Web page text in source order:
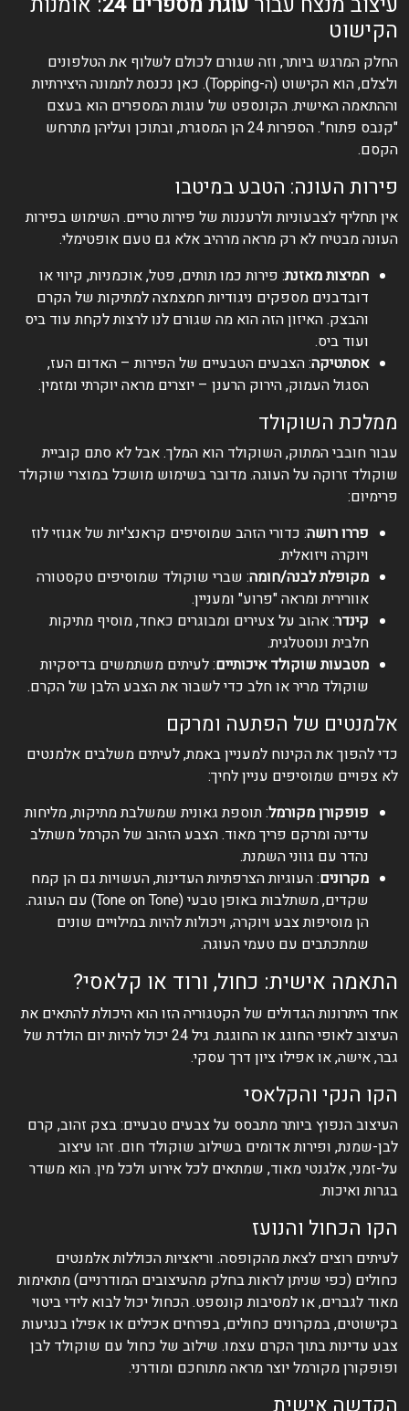
הקישוט
החלק המרגש ביותר, וזה שגורם לכולם לשלוף את הטלפונים
ולצלם, הוא הקישוט (ה-Topping). כאן נכנסת לתמונה היצירתיות
וההתאמה האישית. הקונספט של עוגות המספרים הוא בעצם
"קנבס פתוח". הספרות 24 הן המסגרת, ובתוכן ועליהן מתרחש
הקסם.
פירות העונה: הטבע במיטבו
אין תחליף לצבעוניות ולרעננות של פירות טריים. השימוש בפירות
העונה מבטיח לא רק מראה מרהיב אלא גם טעם אופטימלי.
חמיצות מאזנת: פירות כמו תותים, פטל, אוכמניות, קיווי או
דובדבנים מספקים ניגודיות חמצמצה למתיקות של הקרם
והבצק. האיזון הזה הוא מה שגורם לנו לרצות לקחת עוד ביס
ועוד ביס.
אסתטיקה: הצבעים הטבעיים של הפירות – האדום העז,
הסגול העמוק, הירוק הרענן – יוצרים מראה יוקרתי ומזמין.
ממלכת השוקולד
עבור חובבי המתוק, השוקולד הוא המלך. אבל לא סתם קוביית
שוקולד זרוקה על העוגה. מדובר בשימוש מושכל במוצרי שוקולד
פרימיום:
פררו רושה: כדורי הזהב שמוסיפים קראנצ'יות של אגוזי לוז
ויוקרה ויזואלית.
מקופלת לבנה/חומה: שברי שוקולד שמוסיפים טקסטורה
אוורירית ומראה "פרוע" ומעניין.
קינדר: אהוב על צעירים ומבוגרים כאחד, מוסיף מתיקות
חלבית ונוסטלגית.
מטבעות שוקולד איכותיים: לעיתים משתמשים בדיסקיות
שוקולד מריר או חלב כדי לשבור את הצבע הלבן של הקרם.
אלמנטים של הפתעה ומרקם
כדי להפוך את הקינוח למעניין באמת, לעיתים משלבים אלמנטים
לא צפויים שמוסיפים עניין לחיך:
פופקורן מקורמל: תוספת גאונית שמשלבת מתיקות, מליחות
עדינה ומרקם פריך מאוד. הצבע הזהוב של הקרמל משתלב
נהדר עם גווני השמנת.
מקרונים: העוגיות הצרפתיות העדינות, העשויות גם הן קמח
שקדים, משתלבות באופן טבעי (Tone on Tone) עם העוגה.
הן מוסיפות צבע ויוקרה, ויכולות להיות במילויים שונים
שמתכתבים עם טעמי העוגה.
התאמה אישית: כחול, ורוד או קלאסי?
אחד היתרונות הגדולים של הקטגוריה הזו הוא היכולת להתאים את
העיצוב לאופי החוגג או החוגגת. גיל 24 יכול להיות יום הולדת של
גבר, אישה, או אפילו ציון דרך עסקי.
הקו הנקי והקלאסי
העיצוב הנפוץ ביותר מתבסס על צבעים טבעיים: בצק זהוב, קרם
לבן-שמנת, ופירות אדומים בשילוב שוקולד חום. זהו עיצוב
על-זמני, אלגנטי מאוד, שמתאים לכל אירוע ולכל מין. הוא משדר
בגרות ואיכות.
הקו הכחול והנועז
לעיתים רוצים לצאת מהקופסה. וריאציות הכוללות אלמנטים
כחולים (כפי שניתן לראות בחלק מהעיצובים המודרניים) מתאימות
מאוד לגברים, או למסיבות קונספט. הכחול יכול לבוא לידי ביטוי
בקישוטים, במקרונים כחולים, בפרחים אכילים או אפילו בנגיעות
צבע עדינות בתוך הקרם עצמו. שילוב של כחול עם שוקולד לבן
ופופקורן מקורמל יוצר מראה מתוחכם ומודרני.